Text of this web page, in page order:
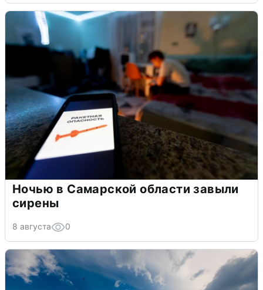
Ночью в Самарской области завыли
сирены
8 августа 0